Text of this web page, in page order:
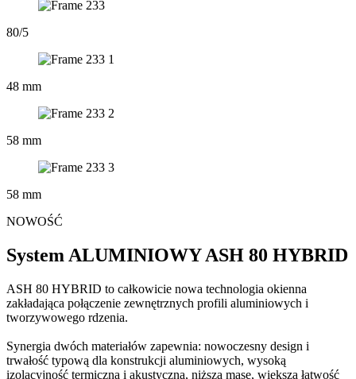
80/5
48 mm
58 mm
58 mm
NOWOŚĆ
System ALUMINIOWY ASH 80 HYBRID
ASH 80 HYBRID to całkowicie nowa technologia okienna
zakładająca połączenie zewnętrznych profili aluminiowych i
tworzywowego rdzenia.
Synergia dwóch materiałów zapewnia: nowoczesny design i
trwałość typową dla konstrukcji aluminiowych, wysoką
izolacyjność termiczną i akustyczną, niższą masę, większą łatwość